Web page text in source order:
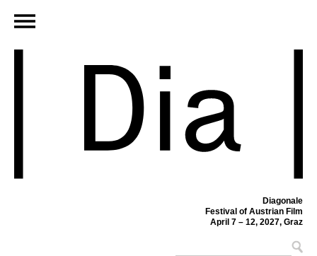
Diagonale
Festival of Austrian Film
April 7 – 12, 2027, Graz